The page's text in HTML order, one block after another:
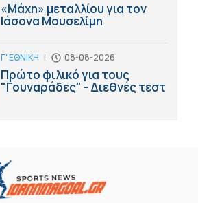
«Μάχη» μεταλλίου για τον
Ιάσονα Μουσελίμη
Γ' ΕΘΝΙΚΗ | 08-08-2026
Πρώτο φιλικό για τους
"Γουναράδες" - Διεθνές τεστ